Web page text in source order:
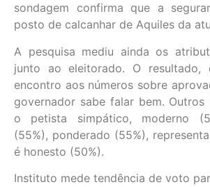
sondagem confirma que a
posto de calcanhar de Aquiles da
A pesquisa mediu ainda os
junto ao eleitorado. O resultado,
encontro aos números sobre
governador sabe falar bem. Outros
o petista simpático, moderno
(55%), ponderado (55%),
é honesto (50%).
Instituto mede tendência de voto